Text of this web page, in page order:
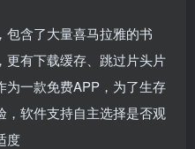
包含了大量喜马拉雅的书
更有下载缓存、跳过片头片
为一款免费APP，为了生存
，软件支持自主选择是否观
度